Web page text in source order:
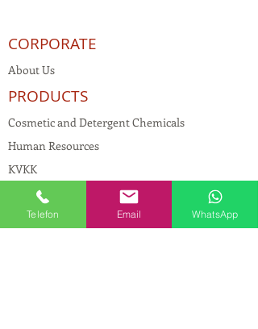
CORPORATE
About Us
PRODUCTS
Cosmetic and Detergent Chemicals
Human Resources
KVKK
Quality Policy
Textile Chemicals
Telefon Email WhatsApp